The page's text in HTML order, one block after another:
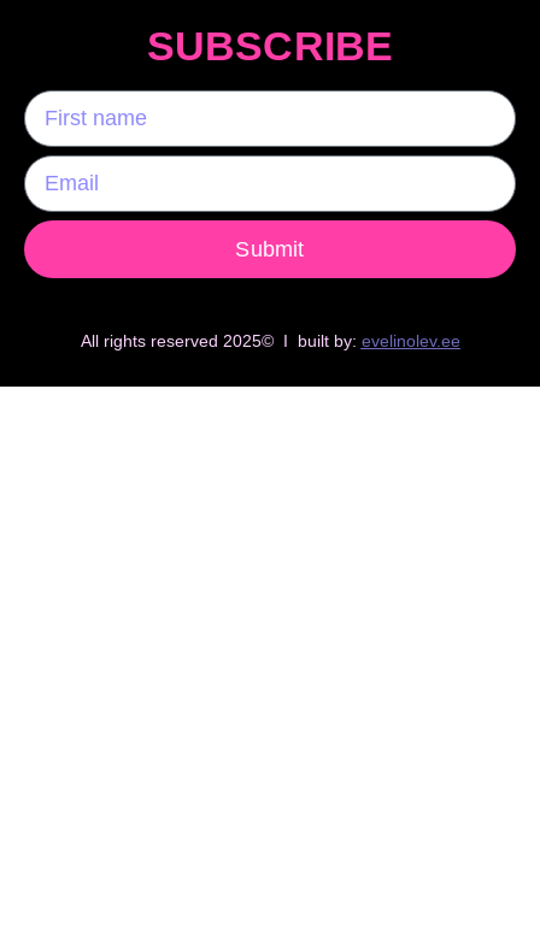
SUBSCRIBE
Submit
All rights reserved 2025© I built by: evelinolev.ee